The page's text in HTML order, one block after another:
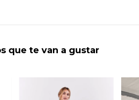
que te van a gustar